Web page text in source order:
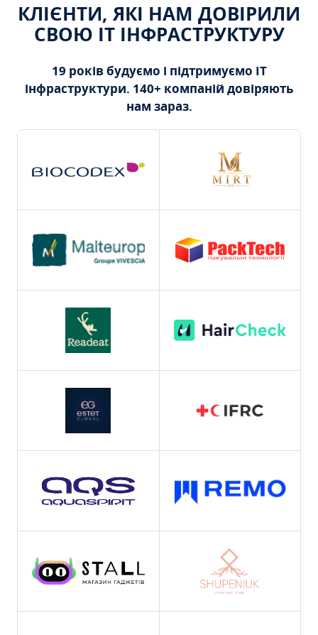
КЛІЄНТИ, ЯКІ НАМ ДОВІРИЛИ
СВОЮ ІТ ІНФРАСТРУКТУРУ
19 років будуємо і підтримуємо ІТ
інфраструктури. 140+ компаній довіряють
нам зараз.